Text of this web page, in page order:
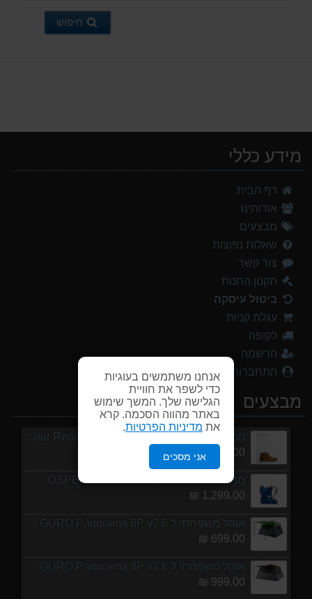
אנחנו משתמשים בעוגיות
כדי לשפר את חוויית
הגלישה שלך. המשך שימוש
באתר מהווה הסכמה. קרא
את מדיניות הפרטיות
אני מסכים
חיפוש
מידע כללי
דף הבית
אודותינו
מבצעים
שאלות נפוצות
צור קשר
תקנון החנות
ביטול עיסקה
עגלת קניות
לקופה
הרשמה
התחברות
מבצעים
499.00 ₪
אוהל משפחתי ל 6 GURO Panorama 6P v2
699.00 ₪
אוהל משפחתי ל 8 GURO Panorama 8P v2
999.00 ₪
449.00 ₪
839.00 ₪
נעלי הליכה אלגנט גברים Barbour Readhead TAN
499.00 ₪
מנשא לתינוק לטיולים OSPERY POCO LT
1,299.00 ₪
אוהל משפחתי ל 6 GURO Panorama 6P v2
699.00 ₪
אוהל משפחתי ל 8 GURO Panorama 8P v2
999.00 ₪